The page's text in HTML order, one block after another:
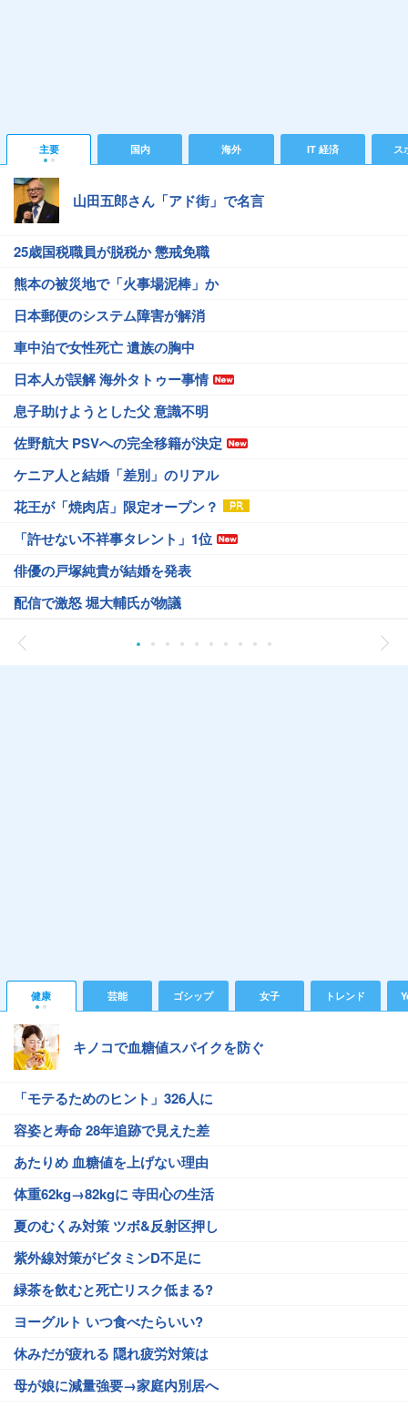
主要 国内 海外 IT 経済 ス
山田五郎さん「アド街」で名言
25歳国税職員が脱税か 懲戒免職
熊本の被災地で「火事場泥棒」か
日本郵便のシステム障害が解消
車中泊で女性死亡 遺族の胸中
日本人が誤解 海外タトゥー事情
息子助けようとした父 意識不明
佐野航大 PSVへの完全移籍が決定
ケニア人と結婚「差別」のリアル
花王が「焼肉店」限定オープン？
「許せない不祥事タレント」1位
俳優の戸塚純貴が結婚を発表
配信で激怒 堀大輔氏が物議
健康 芸能 ゴシップ 女子 トレンド
キノコで血糖値スパイクを防ぐ
「モテるためのヒント」326人に
容姿と寿命 28年追跡で見えた差
あたりめ 血糖値を上げない理由
体重62kg→82kgに 寺田心の生活
夏のむくみ対策 ツボ&反射区押し
紫外線対策がビタミンD不足に
緑茶を飲むと死亡リスク低まる?
ヨーグルト いつ食べたらいい?
休みだが疲れる 隠れ疲労対策は
母が娘に減量強要→家庭内別居へ